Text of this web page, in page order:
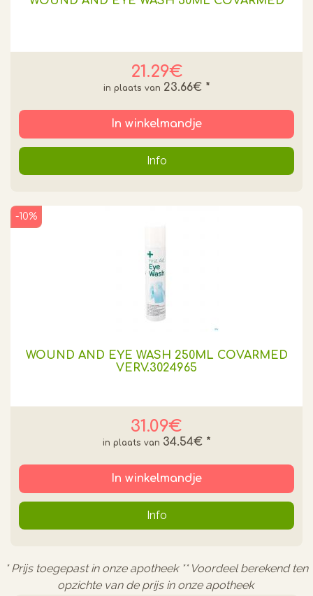
21.29€
23.66€ *
In winkelmandje
Info
WOUND AND EYE WASH 250ML COVARMED
VERV.3024965
31.09€
-10%
34.54€ *
In winkelmandje
Info
* Prijs toegepast in onze apotheek ** Voordeel berekend ten
opzichte van de prijs in onze apotheek